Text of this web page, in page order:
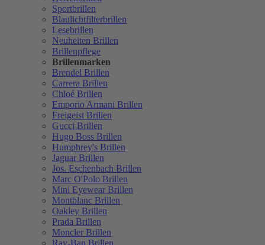
Sportbrillen
Blaulichtfilterbrillen
Lesebrillen
Neuheiten Brillen
Brillenpflege
Brillenmarken
Brendel Brillen
Carrera Brillen
Chloé Brillen
Emporio Armani Brillen
Freigeist Brillen
Gucci Brillen
Hugo Boss Brillen
Humphrey's Brillen
Jaguar Brillen
Jos. Eschenbach Brillen
Marc O'Polo Brillen
Mini Eyewear Brillen
Montblanc Brillen
Oakley Brillen
Prada Brillen
Moncler Brillen
Ray-Ban Brillen